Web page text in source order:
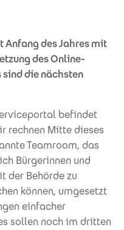
Anfang des Jahres mit
des Online-
die nächsten
befindet
rechnen Mitte dieses
Teamroom, das
Bürgerinnen und
der Behörde zu
können, umgesetzt
einfacher
sollen noch im dritten